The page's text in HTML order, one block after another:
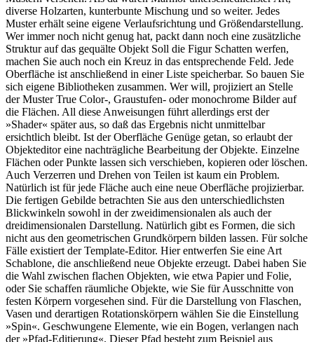
diverse Holzarten, kunterbunte Mischung und so weiter. Jedes
Muster erhält seine eigene Verlaufsrichtung und Größendarstellung.
Wer immer noch nicht genug hat, packt dann noch eine zusätzliche
Struktur auf das gequälte Objekt Soll die Figur Schatten werfen,
machen Sie auch noch ein Kreuz in das entsprechende Feld. Jede
Oberfläche ist anschließend in einer Liste speicherbar. So bauen Sie
sich eigene Bibliotheken zusammen. Wer will, projiziert an Stelle
der Muster True Color-, Graustufen- oder monochrome Bilder auf
die Flächen. All diese Anweisungen führt allerdings erst der
»Shader« später aus, so daß das Ergebnis nicht unmittelbar
ersichtlich bleibt. Ist der Oberfläche Genüge getan, so erlaubt der
Objekteditor eine nachträgliche Bearbeitung der Objekte. Einzelne
Flächen oder Punkte lassen sich verschieben, kopieren oder löschen.
Auch Verzerren und Drehen von Teilen ist kaum ein Problem.
Natürlich ist für jede Fläche auch eine neue Oberfläche projizierbar.
Die fertigen Gebilde betrachten Sie aus den unterschiedlichsten
Blickwinkeln sowohl in der zweidimensionalen als auch der
dreidimensionalen Darstellung. Natürlich gibt es Formen, die sich
nicht aus den geometrischen Grundkörpern bilden lassen. Für solche
Fälle existiert der Template-Editor. Hier entwerfen Sie eine Art
Schablone, die anschließend neue Objekte erzeugt. Dabei haben Sie
die Wahl zwischen flachen Objekten, wie etwa Papier und Folie,
oder Sie schaffen räumliche Objekte, wie Sie für Ausschnitte von
festen Körpern vorgesehen sind. Für die Darstellung von Flaschen,
Vasen und derartigen Rotationskörpern wählen Sie die Einstellung
»Spin«. Geschwungene Elemente, wie ein Bogen, verlangen nach
der »Pfad-Editierung«. Dieser Pfad besteht zum Beispiel aus